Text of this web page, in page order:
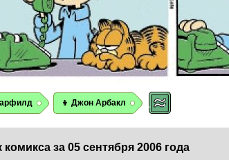
👦 Джон Арбакл
за 05 сентября 2006 года